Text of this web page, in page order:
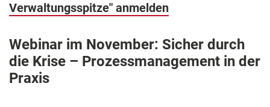
Verwaltungsspitze" anmelden
Webinar im November: Sicher durch
die Krise – Prozessmanagement in der
Praxis